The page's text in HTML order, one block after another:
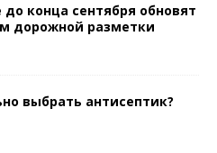
до конца сентября обновят
м дорожной разметки
выбрать антисептик?